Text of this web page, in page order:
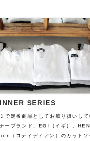
SERIES
で定番商品としてお取り扱いして
ーブランド、EGI（イギ）、
（コティディアン）のカットソ